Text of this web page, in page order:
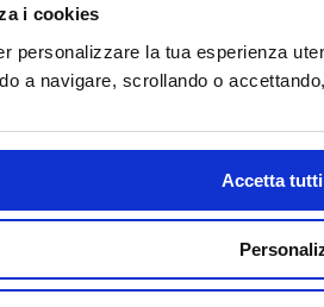
i cookies
personalizzare la tua esperienza
a navigare, scrollando o
Accetta